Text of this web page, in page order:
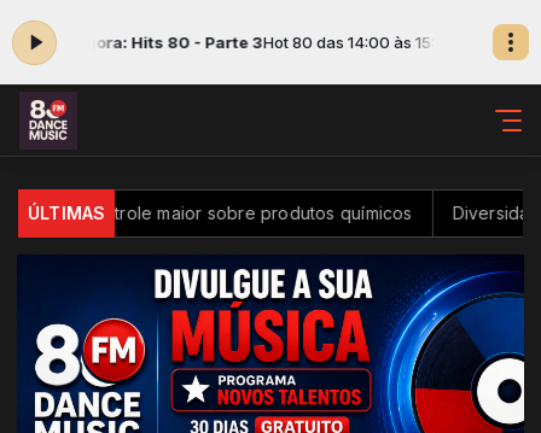
agora: Hits 80 - Parte 3Hot 80 das 14:00 às 15:00 - Tocando
ÚLTIMAS
controle maior sobre produtos químicos Diversidade na